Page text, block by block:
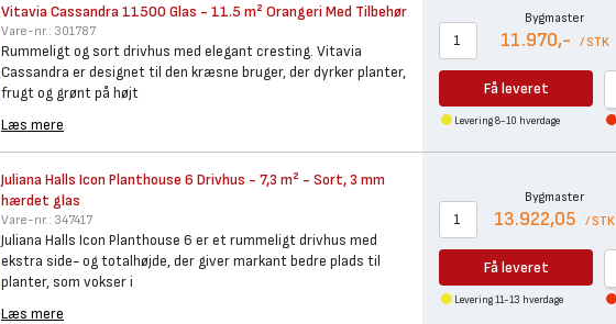
Vitavia Cassandra 11500 Glas - 11.5 m² Orangeri Med Tilbehør
Vare-nr.: 301787
Rummeligt og sort drivhus med elegant cresting. Vitavia
Cassandra er designet til den kræsne bruger, der dyrker planter,
frugt og grønt på højt
Læs mere
Bygmaster
11.970,- / STK
Få leveret
Levering 8-10 hverdage
Juliana Halls Icon Planthouse 6 Drivhus - 7,3 m² - Sort, 3 mm
hærdet glas
Vare-nr.: 347417
Juliana Halls Icon Planthouse 6 er et rummeligt drivhus med
ekstra side- og totalhøjde, der giver markant bedre plads til
planter, som vokser i
Læs mere
Bygmaster
13.922,05 / STK
Få leveret
Levering 11-13 hverdage